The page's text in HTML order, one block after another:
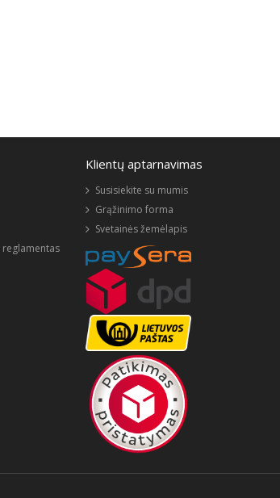
Klientų aptarnavimas
Susisiekite su mumis
Grąžinimo forma
Svetainės žemėlapis